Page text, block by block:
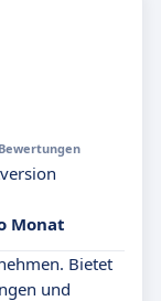
Monat
Bietet
und